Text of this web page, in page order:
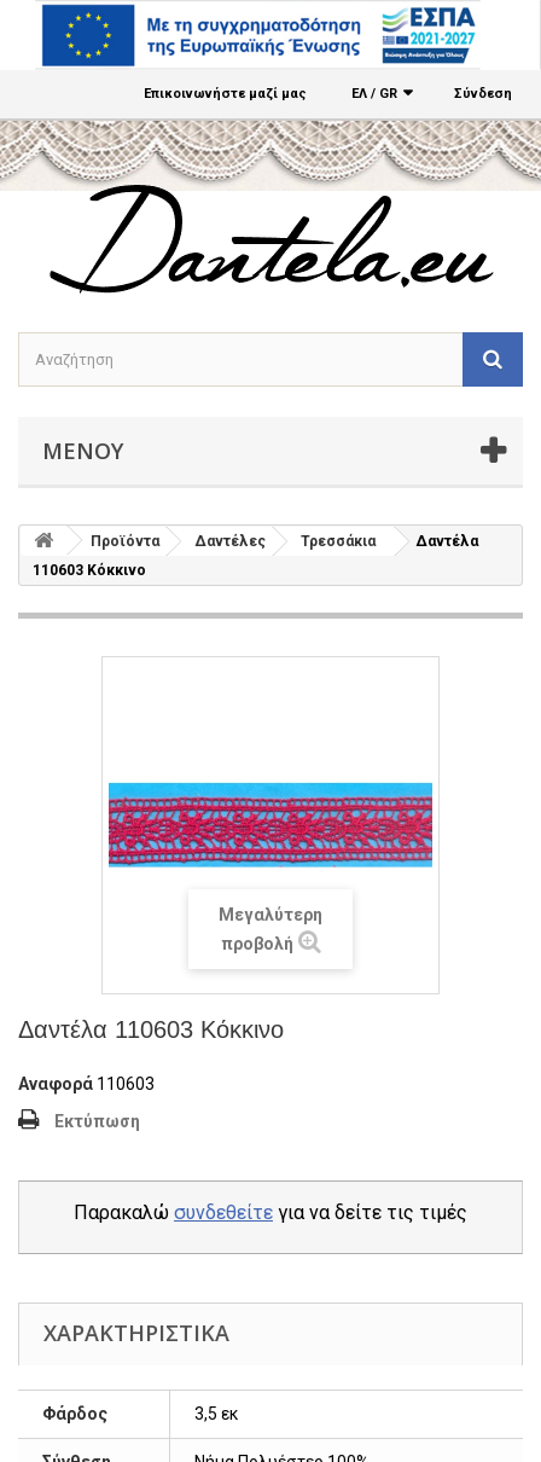
Σύνδεση
ΕΛ / GR
Επικοινωνήστε μαζί μας
ΜΕΝΟΎ
Προϊόντα Δαντέλες Τρεσσάκια
Δαντέλα
110603 Κόκκινο
Μεγαλύτερη
προβολή
Δαντέλα 110603 Κόκκινο
Αναφορά 110603
Εκτύπωση
Παρακαλώ συνδεθείτε για να δείτε τις τιμές
ΧΑΡΑΚΤΗΡΙΣΤΙΚΆ
Φάρδος 3,5 εκ